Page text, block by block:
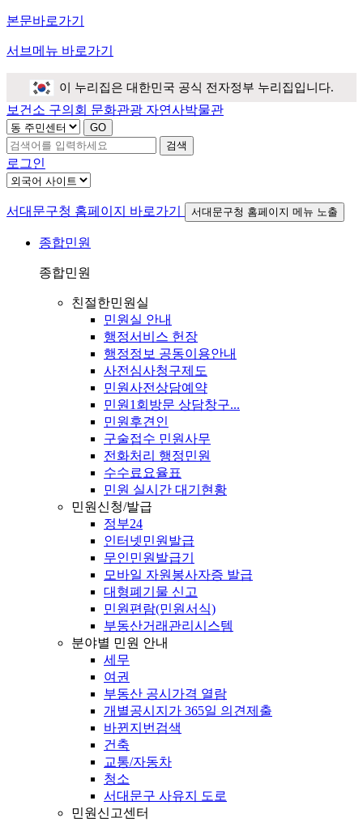
본문바로가기
서브메뉴 바로가기
이 누리집은 대한민국 공식 전자정부 누리집입니다.
보건소 구의회 문화관광 자연사박물관
검색
로그인
서대문구청 홈페이지 바로가기 서대문구청 홈페이지 메뉴 노출
종합민원
종합민원
친절한민원실
민원실 안내
행정서비스 헌장
행정정보 공동이용안내
사전심사청구제도
민원사전상담예약
민원1회방문 상담창구...
민원후견인
구술접수 민원사무
전화처리 행정민원
수수료요율표
민원 실시간 대기현황
민원신청/발급
정부24
인터넷민원발급
무인민원발급기
모바일 자원봉사자증 발급
대형폐기물 신고
민원편람(민원서식)
부동산거래관리시스템
분야별 민원 안내
세무
여권
부동산 공시가격 열람
개별공시지가 365일 의견제출
바뀐지번검색
건축
교통/자동차
청소
서대문구 사유지 도로
민원신고센터